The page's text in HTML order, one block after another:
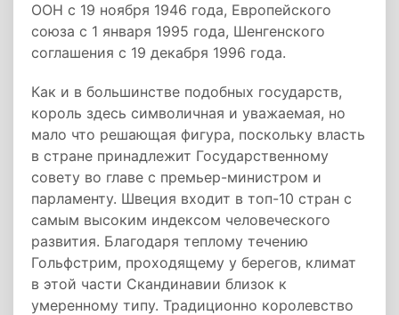
ООН c 19 ноября 1946 года, Европейского
союза с 1 января 1995 года, Шенгенского
соглашения с 19 декабря 1996 года.
Как и в большинстве подобных государств,
король здесь символичная и уважаемая, но
мало что решающая фигура, поскольку власть
в стране принадлежит Государственному
совету во главе с премьер-министром и
парламенту. Швеция входит в топ-10 стран с
самым высоким индексом человеческого
развития. Благодаря теплому течению
Гольфстрим, проходящему у берегов, климат
в этой части Скандинавии близок к
умеренному типу. Традиционно королевство